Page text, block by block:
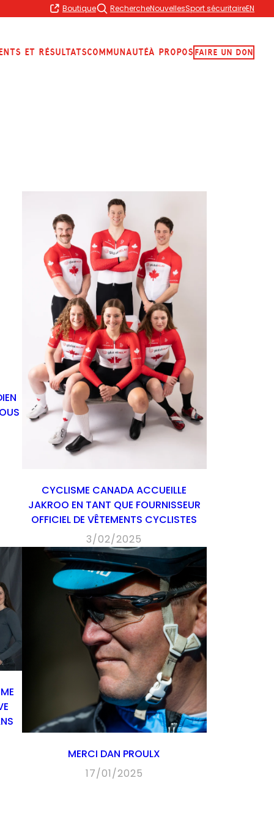
Boutique RechercheNouvellesSport sécuritaireEN
et résultatsCommunautéÀ proposFaire Un Don
CYCLISME CANADA ACCUEILLE
JAKROO EN TANT QUE FOURNISSEUR
OFFICIEL DE VÊTEMENTS CYCLISTES
3/02/2025
MERCI DAN PROULX
17/01/2025